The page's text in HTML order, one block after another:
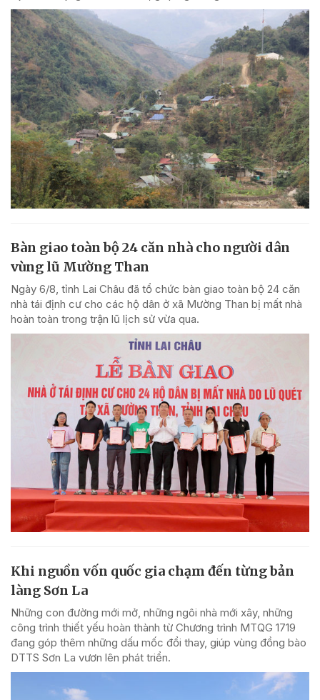
Bàn giao toàn bộ 24 căn nhà cho người dân
vùng lũ Mường Than
Ngày 6/8, tỉnh Lai Châu đã tổ chức bàn giao toàn bộ 24 căn
nhà tái định cư cho các hộ dân ở xã Mường Than bị mất nhà
hoàn toàn trong trận lũ lịch sử vừa qua.
Khi nguồn vốn quốc gia chạm đến từng bản
làng Sơn La
Những con đường mới mở, những ngôi nhà mới xây, những
công trình thiết yếu hoàn thành từ Chương trình MTQG 1719
đang góp thêm những dấu mốc đổi thay, giúp vùng đồng bào
DTTS Sơn La vươn lên phát triển.